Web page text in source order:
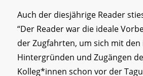
Auch der diesjährige Reader
“Der Reader war die ideale
der Zugfahrten, um sich mit
Hintergründen und Zugängen
Kolleg*innen schon vor der